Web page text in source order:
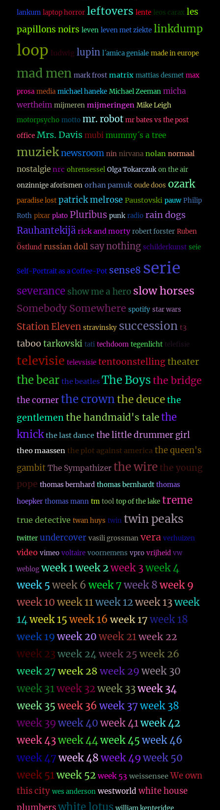
lankum laptop horror leftovers lente leos carax les
papillons noirs leven leven met ziekte linkdump
loop ludwig lupin l´amica geniale made in europe
mad men mark frost matrix mattias desmet max
prosa media michael haneke Michael Zeeman micha
wertheim mijmeren mijmeringen Mike Leigh
motorpsycho motto mr. robot mr bates vs the post
office Mrs. Davis mubi mummy´s a tree
muzieknewsroom nin nirvana nolan normaal
nostalgie nrc ohrensessel Olga Tokarczuk on the air
onzinnige aforismen orhan pamuk oude doos ozark
paradise lost patrick melrose Paustovski pauw Philip
Roth pixar plato Pluribus punk radio rain dogs
Rauhantekijä rick and morty robert forster Ruben
Östlund russian doll say nothing schilderkunst seie
Self-Portrait as a Coffee-Pot sense8 serie
severance show me a hero slow horses
Somebody Somewhere spotify star wars
Station Eleven stravinsky succession t3
taboo tarkovski tati techdoom tegenlicht telefisie
televisie televsisie tentoonstelling theater
the bear the beatles The Boysthe bridge
the corner the crownthe deuce the
gentlemen the handmaid's talethe
knick the last dance the little drummer girl
theo maassen the plot against america the queen's
gambit The Sympathizer the wire the young
pope thomas bernhard thomas bernhardt thomas
hoepker thomas mann tm tool top of the lake treme
true detective twan huys twin twin peaks
twitter undercover vasili grossman vera verhuizen
video vimeo voltaire voornemens vpro vrijheid vw
weblog week 1week 2week 3week 4
week 5 week 6 week 7 week 8 week 9
week 10 week 11week 12week 13week
14week 15 week 16 week 17 week 18
week 19 week 20 week 21week 22
week 23 week 24week 25 week 26
week 27 week 28 week 29 week 30
week 31week 32week 33week 34
week 35 week 36 week 37 week 38
week 39 week 40 week 41week 42
week 43week 44week 45 week 46
week 47 week 48 week 49 week 50
week 51week 52 week 53 weissensee We own
this city wes anderson westworld white house
plumbers white lotus